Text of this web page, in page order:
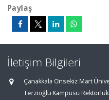
Paylaş
İletişim Bilgileri
Çanakkala Onsekiz Mart
Terzioğlu Kampüsü Rektörlük